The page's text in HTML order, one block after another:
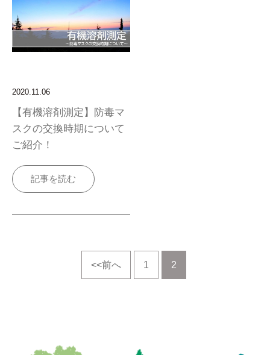
2020.11.06
【有機溶剤測定】防毒マ
スクの交換時期について
ご紹介！
記事を読む
<<前へ 1 2